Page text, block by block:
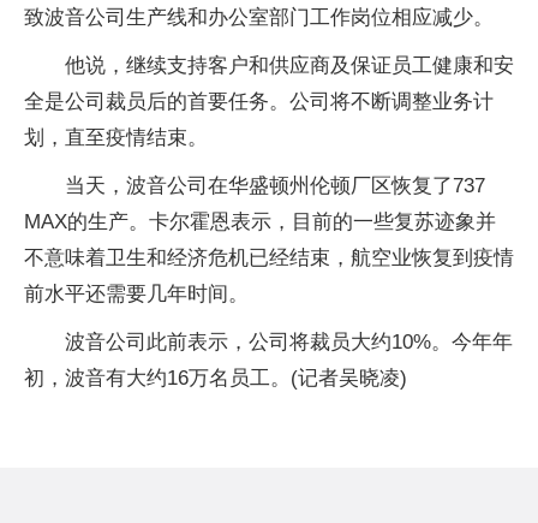
致波音公司生产线和办公室部门工作岗位相应减少。
他说，继续支持客户和供应商及保证员工健康和安
全是公司裁员后的首要任务。公司将不断调整业务计
划，直至疫情结束。
当天，波音公司在华盛顿州伦顿厂区恢复了737
MAX的生产。卡尔霍恩表示，目前的一些复苏迹象并
不意味着卫生和经济危机已经结束，航空业恢复到疫情
前水平还需要几年时间。
波音公司此前表示，公司将裁员大约10%。今年年
初，波音有大约16万名员工。(记者吴晓凌)